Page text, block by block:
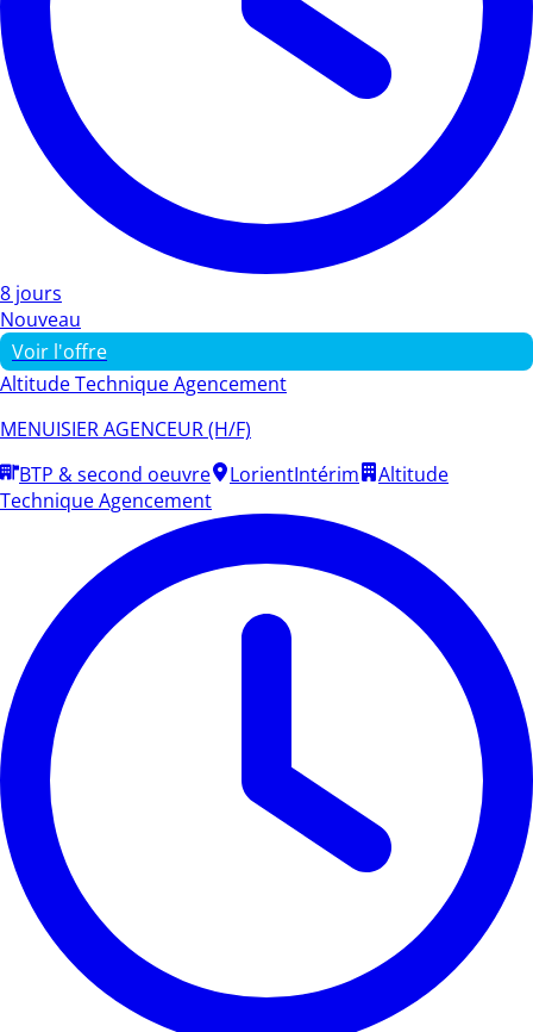
8 jours
Nouveau
Voir l'offre
Altitude Technique Agencement
MENUISIER AGENCEUR (H/F)
BTP & second oeuvre
LorientIntérim
Altitude
Technique Agencement